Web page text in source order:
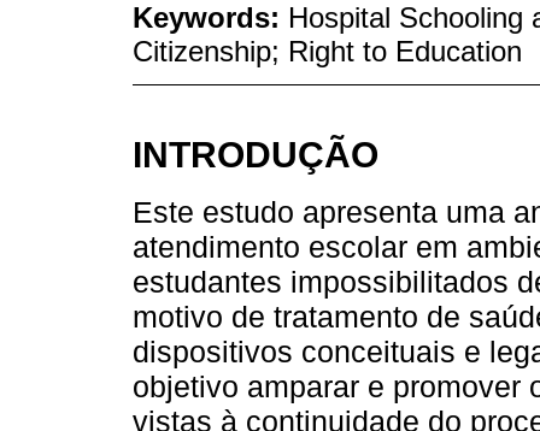
Keywords: Hospital Schooling
Citizenship; Right to Education
INTRODUÇÃO
Este estudo apresenta uma
atendimento escolar em
estudantes impossibilitados
motivo de tratamento de
dispositivos conceituais e
objetivo amparar e promover
vistas à continuidade do